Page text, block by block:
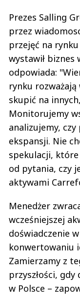
Prezes Salling
przez
przejęć na
wystawił biznes
odpowiada:
rynku rozważają
skupić na
Monitorujemy
analizujemy,
ekspansji. Nie
spekulacji,
od pytania, czy
aktywami
Menedżer
wcześniejszej
doświadczenie
konwertowaniu
Zamierzamy z
przyszłości,
w Polsce –